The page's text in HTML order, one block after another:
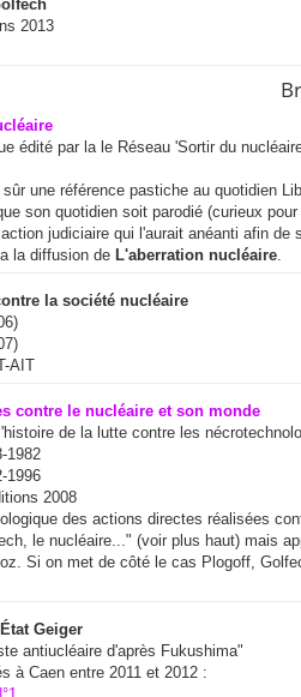
2013
édité par la le Réseau 'Sortir du
une référence pastiche au quotidien
son quotidien soit parodié (curieux
judiciaire qui l'aurait anéanti afin
la diffusion de L'aberration nucléaire.
la société nucléaire
AIT
contre le nucléaire et son monde
de la lutte contre les
1982
1996
2008
des actions directes réalisées
le nucléaire..." (voir plus haut) mais
Si on met de côté le cas Plogoff,
Geiger
antiucléaire d'après Fukushima"
à Caen entre 2011 et 2012 :